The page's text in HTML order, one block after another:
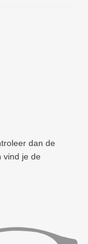
dan de
vind je de